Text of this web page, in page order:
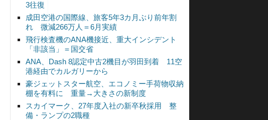
3往復
成田空港の国際線、旅客5年3カ月ぶり前年割
れ 微減266万人＝6月実績
飛行検査機のANA機接近、重大インシデント
「非該当」＝国交省
ANA、Dash 8認定中古2機目が羽田到着 11空
港経由でカルガリーから
豪ジェットスター航空、エコノミー手荷物収納
棚を有料に 重量→大きさの新制度
スカイマーク、27年度入社の新卒秋採用 整
備・ランプの2職種